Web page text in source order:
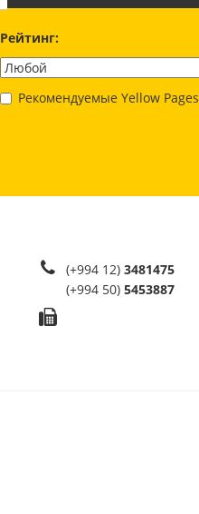
Рейтинг:
Рекомендуемые Yellow Pages
(+994 12) 3481475
(+994 50) 5453887